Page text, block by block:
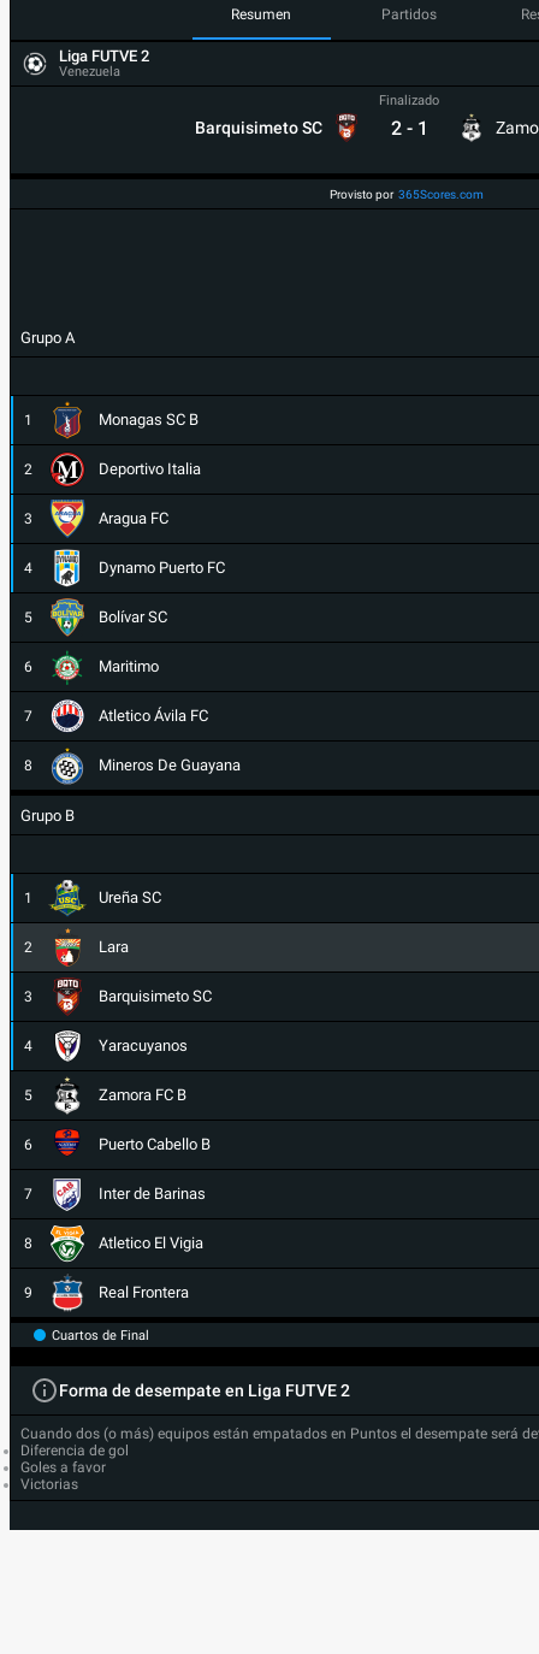
Resumen Partidos
Liga FUTVE 2
Venezuela
Barquisimeto SC
Finalizado
2 - 1
Provisto por 365Scores.com
Grupo A
1 Monagas SC B
2 Deportivo Italia
3 Aragua FC
4 Dynamo Puerto FC
5 Bolívar SC
6 Maritimo
7 Atletico Ávila FC
8 Mineros De Guayana
Grupo B
1 Ureña SC
2 Lara
3 Barquisimeto SC
4 Yaracuyanos
5 Zamora FC B
6 Puerto Cabello B
7 Inter de Barinas
8 Atletico El Vigia
9 Real Frontera
Cuartos de Final
Forma de desempate en Liga FUTVE 2
Cuando dos (o más) equipos están empatados en Puntos el desempate será
Diferencia de gol
Goles a favor
Victorias